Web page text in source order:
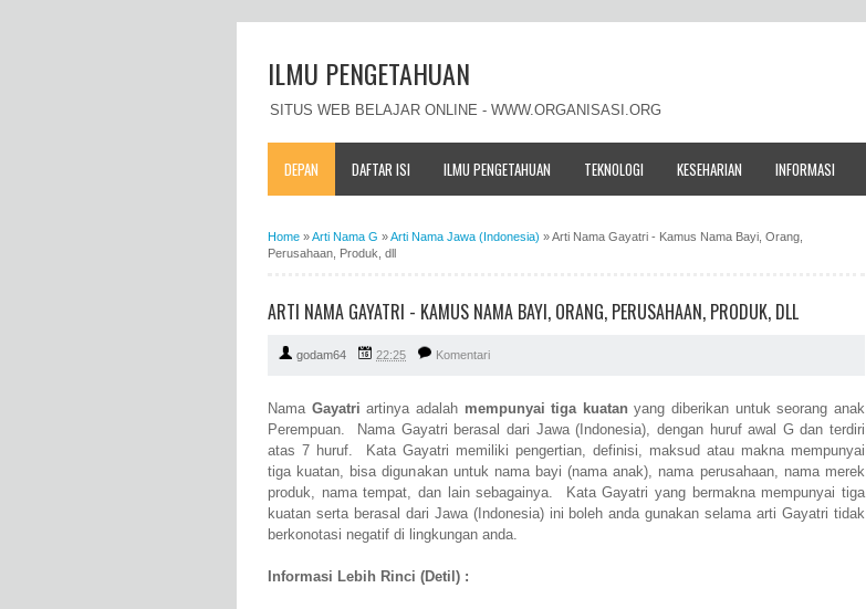
ILMU PENGETAHUAN
SITUS WEB BELAJAR ONLINE - WWW.ORGANISASI.ORG
DEPAN DAFTAR ISI ILMU PENGETAHUAN TEKNOLOGI KESEHARIAN INFORMASI
Home »Arti Nama G »Arti Nama Jawa (Indonesia) »Arti Nama Gayatri - Kamus Nama Bayi, Orang,
Perusahaan, Produk, dll
ARTI NAMA GAYATRI - KAMUS NAMA BAYI, ORANG, PERUSAHAAN, PRODUK, DLL
godam64 22:25 Komentari
Nama Gayatri artinya adalah mempunyai tiga kuatan yang diberikan untuk seorang anak
Perempuan. Nama Gayatri berasal dari Jawa (Indonesia), dengan huruf awal G dan terdiri
atas 7 huruf. Kata Gayatri memiliki pengertian, definisi, maksud atau makna mempunyai
tiga kuatan, bisa digunakan untuk nama bayi (nama anak), nama perusahaan, nama merek
produk, nama tempat, dan lain sebagainya. Kata Gayatri yang bermakna mempunyai tiga
kuatan serta berasal dari Jawa (Indonesia) ini boleh anda gunakan selama arti Gayatri tidak
berkonotasi negatif di lingkungan anda.
Informasi Lebih Rinci (Detil) :